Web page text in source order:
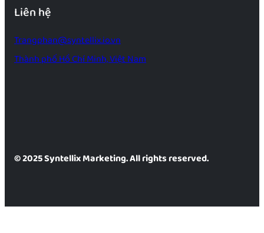
Liên hệ
Trangphan@syntellix.io.vn
Thành phố Hồ Chí Minh, Việt Nam
© 2025 Syntellix Marketing. All rights reserved.